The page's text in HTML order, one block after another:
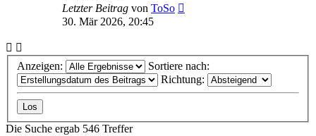
Letzter Beitrag von ToSo
30. Mär 2026, 20:45
Anzeigen:
Sortiere nach:
Richtung:
Die Suche ergab 546 Treffer